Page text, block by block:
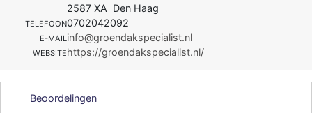
2587 XA Den Haag
TELEFOON0702042092
E-MAILinfo@groendakspecialist.nl
WEBSITEhttps://groendakspecialist.nl/
Beoordelingen